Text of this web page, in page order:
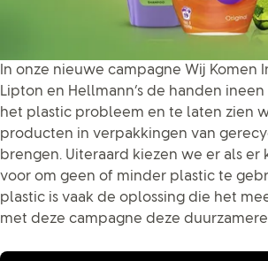
In onze nieuwe campagne Wij Komen
Lipton en Hellmann’s de handen
het plastic probleem en te laten zien
producten in verpakkingen van
brengen. Uiteraard kiezen we er als
voor om geen of minder plastic te
plastic is vaak de oplossing die het
met deze campagne deze